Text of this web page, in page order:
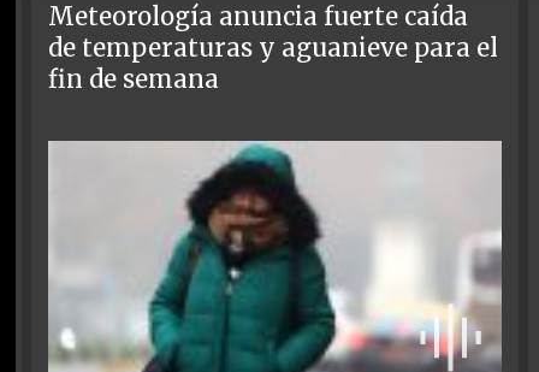
Meteorología anuncia fuerte caída
de temperaturas y aguanieve para el
fin de semana